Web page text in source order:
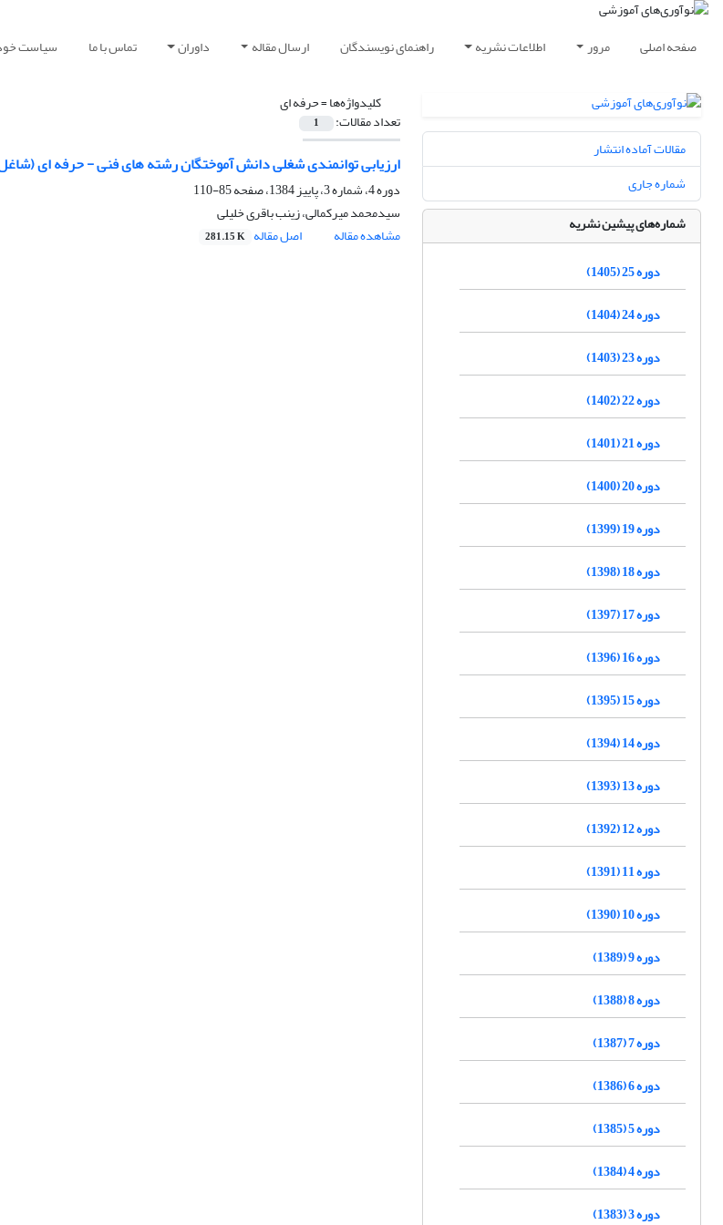
صفحه اصلی مرور اطلاعات نشریه راهنمای نویسندگان ارسال مقاله داوران تماس با ما سیاست
کلیدواژه‌ها =حرفه ای
تعداد مقالات: 1
ارزیابی توانمندی شغلی دانش آموختگان رشته های فنی - حرفه ای
دوره 4، شماره 3، پاییز 1384، صفحه
85-110
سیدمحمد میرکمالی، زینب باقری خلیلی
مشاهده مقاله
اصل مقاله 281.15 K
مقالات آماده انتشار
شماره جاری
شماره‌های پیشین نشریه
دوره 25 (1405)
دوره 24 (1404)
دوره 23 (1403)
دوره 22 (1402)
دوره 21 (1401)
دوره 20 (1400)
دوره 19 (1399)
دوره 18 (1398)
دوره 17 (1397)
دوره 16 (1396)
دوره 15 (1395)
دوره 14 (1394)
دوره 13 (1393)
دوره 12 (1392)
دوره 11 (1391)
دوره 10 (1390)
دوره 9 (1389)
دوره 8 (1388)
دوره 7 (1387)
دوره 6 (1386)
دوره 5 (1385)
دوره 4 (1384)
دوره 3 (1383)